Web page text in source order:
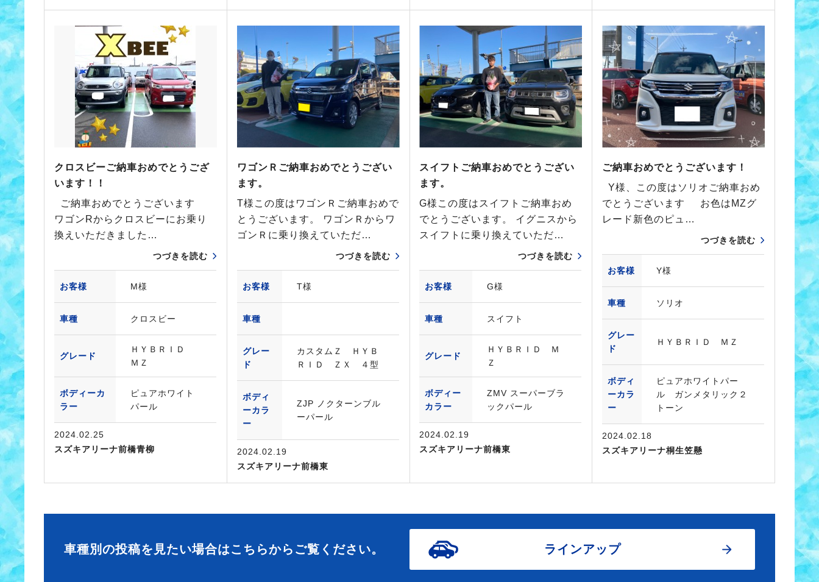
クロスビーご納車おめでとうござ
います！！
ご納車おめでとうございます
ワゴンRからクロスビーにお乗り
換えいただきました…
つづきを読む
お客様 M様
車種 クロスビー
グレード
ＨＹＢＲＩＤ
ＭＺ
ボディーカ
ラー
ピュアホワイト
パール
2024.02.25
スズキアリーナ前橋青柳
ワゴンＲご納車おめでとうござい
ます。
T様この度はワゴンＲご納車おめで
とうございます。 ワゴンＲからワ
ゴンＲに乗り換えていただ…
つづきを読む
お客様 T様
車種
グレー
ド
カスタムＺ ＨＹＢ
ＲＩＤ ＺＸ ４型
ボディ
ーカラ
ー
ZJP ノクターンブル
ーパール
2024.02.19
スズキアリーナ前橋東
スイフトご納車おめでとうござい
ます。
G様この度はスイフトご納車おめ
でとうございます。 イグニスから
スイフトに乗り換えていただ…
つづきを読む
お客様 G様
車種 スイフト
グレード
ＨＹＢＲＩＤ Ｍ
Ｚ
ボディー
カラー
ZMV スーパーブラ
ックパール
2024.02.19
スズキアリーナ前橋東
ご納車おめでとうございます！
Y様、この度はソリオご納車おめ
でとうございます お色はMZグ
レード新色のピュ…
つづきを読む
お客様 Y様
車種 ソリオ
グレー
ド
ＨＹＢＲＩＤ ＭＺ
ボディ
ーカラ
ー
ピュアホワイトパー
ル ガンメタリック２
トーン
2024.02.18
スズキアリーナ桐生笠懸
車種別の投稿を見たい場合はこちらからご覧ください。 ラインアップ